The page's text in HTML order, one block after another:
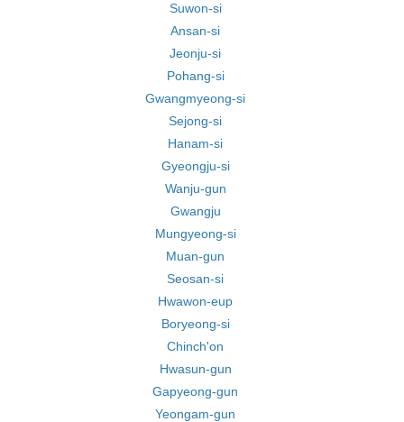
Suwon-si
Ansan-si
Jeonju-si
Pohang-si
Gwangmyeong-si
Sejong-si
Hanam-si
Gyeongju-si
Wanju-gun
Gwangju
Mungyeong-si
Muan-gun
Seosan-si
Hwawon-eup
Boryeong-si
Chinch'on
Hwasun-gun
Gapyeong-gun
Yeongam-gun